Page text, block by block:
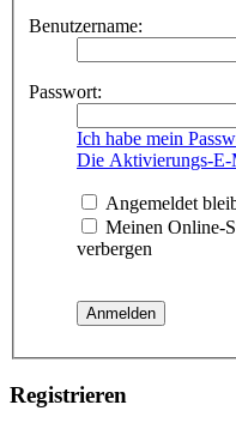
Benutzername:
Passwort:
Ich habe mein
Die Aktivierungs-E-
Angemeldet
Meinen Online-
verbergen
Registrieren